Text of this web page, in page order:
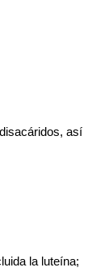
así
la luteína;